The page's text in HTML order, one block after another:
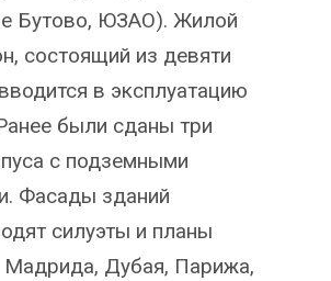
Бутово, ЮЗАО). Жилой
состоящий из девяти
в эксплуатацию
были сданы три
с подземными
Фасады зданий
силуэты и планы
Дубая, Парижа,